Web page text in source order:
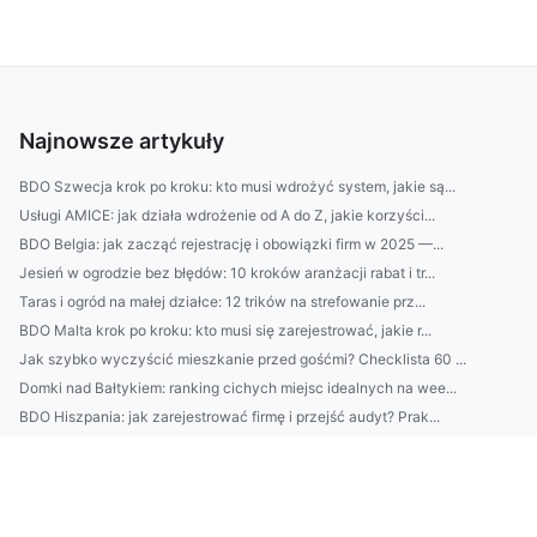
Najnowsze artykuły
BDO Szwecja krok po kroku: kto musi wdrożyć system, jakie są...
Usługi AMICE: jak działa wdrożenie od A do Z, jakie korzyści...
BDO Belgia: jak zacząć rejestrację i obowiązki firm w 2025 —...
Jesień w ogrodzie bez błędów: 10 kroków aranżacji rabat i tr...
Taras i ogród na małej działce: 12 trików na strefowanie prz...
BDO Malta krok po kroku: kto musi się zarejestrować, jakie r...
Jak szybko wyczyścić mieszkanie przed gośćmi? Checklista 60 ...
Domki nad Bałtykiem: ranking cichych miejsc idealnych na wee...
BDO Hiszpania: jak zarejestrować firmę i przejść audyt? Prak...